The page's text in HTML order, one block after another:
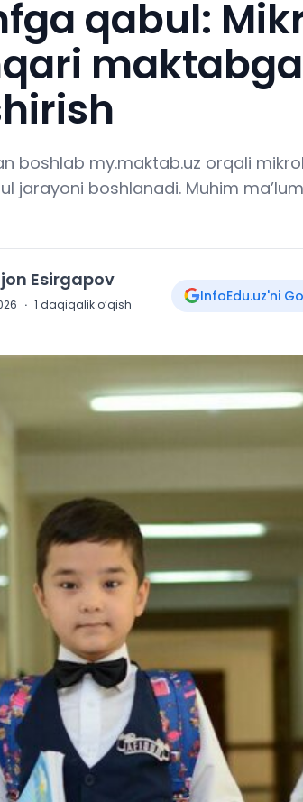
qabul:
boshlab my.maktab.uz orqali
jarayoni boshlanadi. Muhim
Esirgapov
· 1 daqiqalik o‘qish InfoEdu.uz'ni